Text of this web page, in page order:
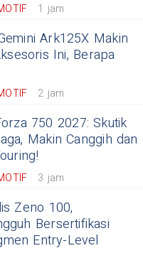
1 jam
Ark125X Makin
Ini, Berapa
2 jam
750 2027: Skutik
Makin Canggih dan
3 jam
Zeno 100,
Bersertifikasi
Entry-Level